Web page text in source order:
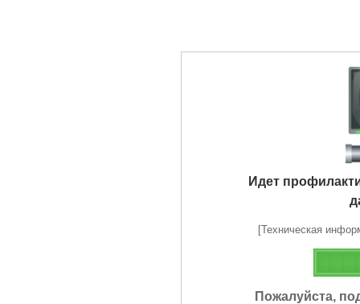
Идет
[Техническая
Пожалуйста,